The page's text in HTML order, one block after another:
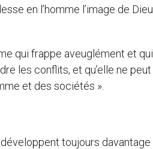
en l’homme l’image de Dieu
qui frappe aveuglément et qui
les conflits, et qu’elle ne peut
et des sociétés ».
toujours davantage